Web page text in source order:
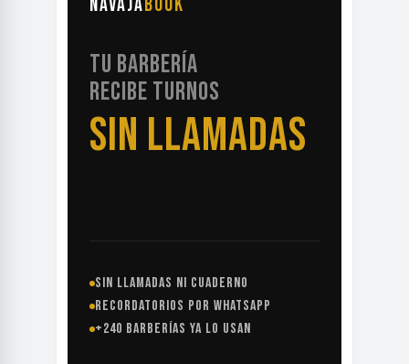
NAVAJABOOK
TU BARBERÍA
RECIBE TURNOS
SIN LLAMADAS
SIN LLAMADAS NI CUADERNO
RECORDATORIOS POR WHATSAPP
+240 BARBERÍAS YA LO USAN